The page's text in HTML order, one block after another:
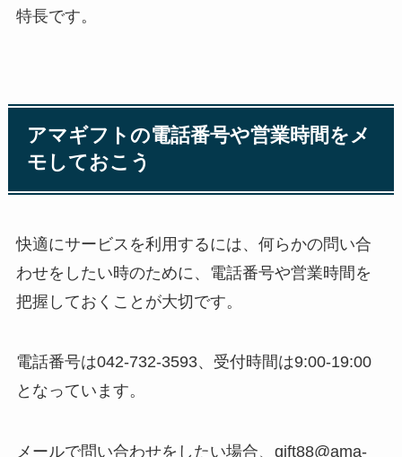
特長です。
アマギフトの電話番号や営業時間をメ
モしておこう
快適にサービスを利用するには、何らかの問い合
わせをしたい時のために、電話番号や営業時間を
把握しておくことが大切です。
電話番号は042-732-3593、受付時間は9:00-19:00
となっています。
メールで問い合わせをしたい場合、gift88@ama-